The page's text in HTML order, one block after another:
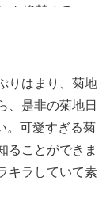
も絶賛する
りはまり、菊地
、是非の菊地日
。可愛すぎる菊
ることができま
キラしていて素